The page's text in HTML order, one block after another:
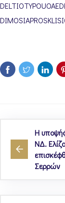
Η
ΝΔ.
Σερρών